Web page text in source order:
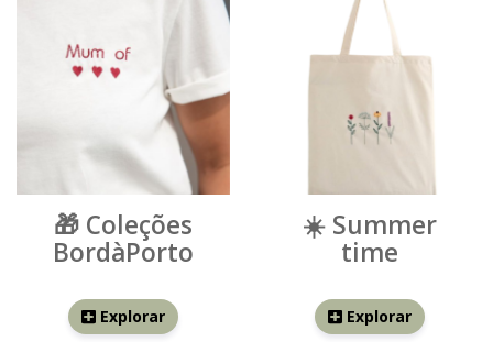
🎁 Coleções
BordàPorto
Explorar
☀️ Summer
time
Explorar